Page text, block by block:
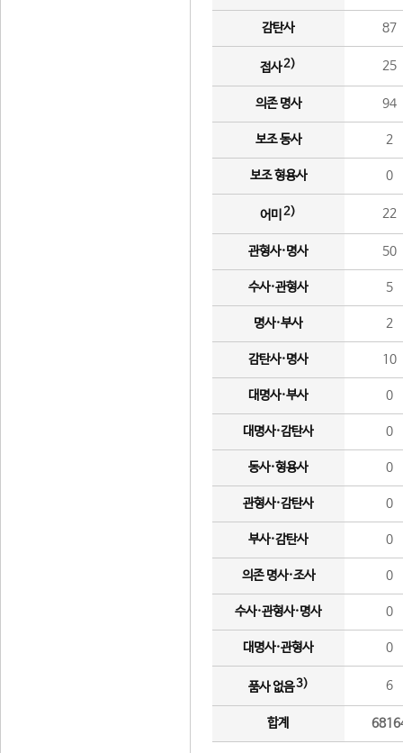
감탄사 87
접사2) 25
의존 명사 94
보조 동사 2
보조 형용사 0
어미 2) 22
관형사·명사 50
수사·관형사 5
명사·부사 2
감탄사·명사 10
대명사·부사 0
대명사·감탄사 0
동사·형용사 0
관형사·감탄사 0
부사·감탄사 0
의존 명사·조사 0
수사·관형사·명사 0
대명사·관형사 0
품사 없음3) 6
합계